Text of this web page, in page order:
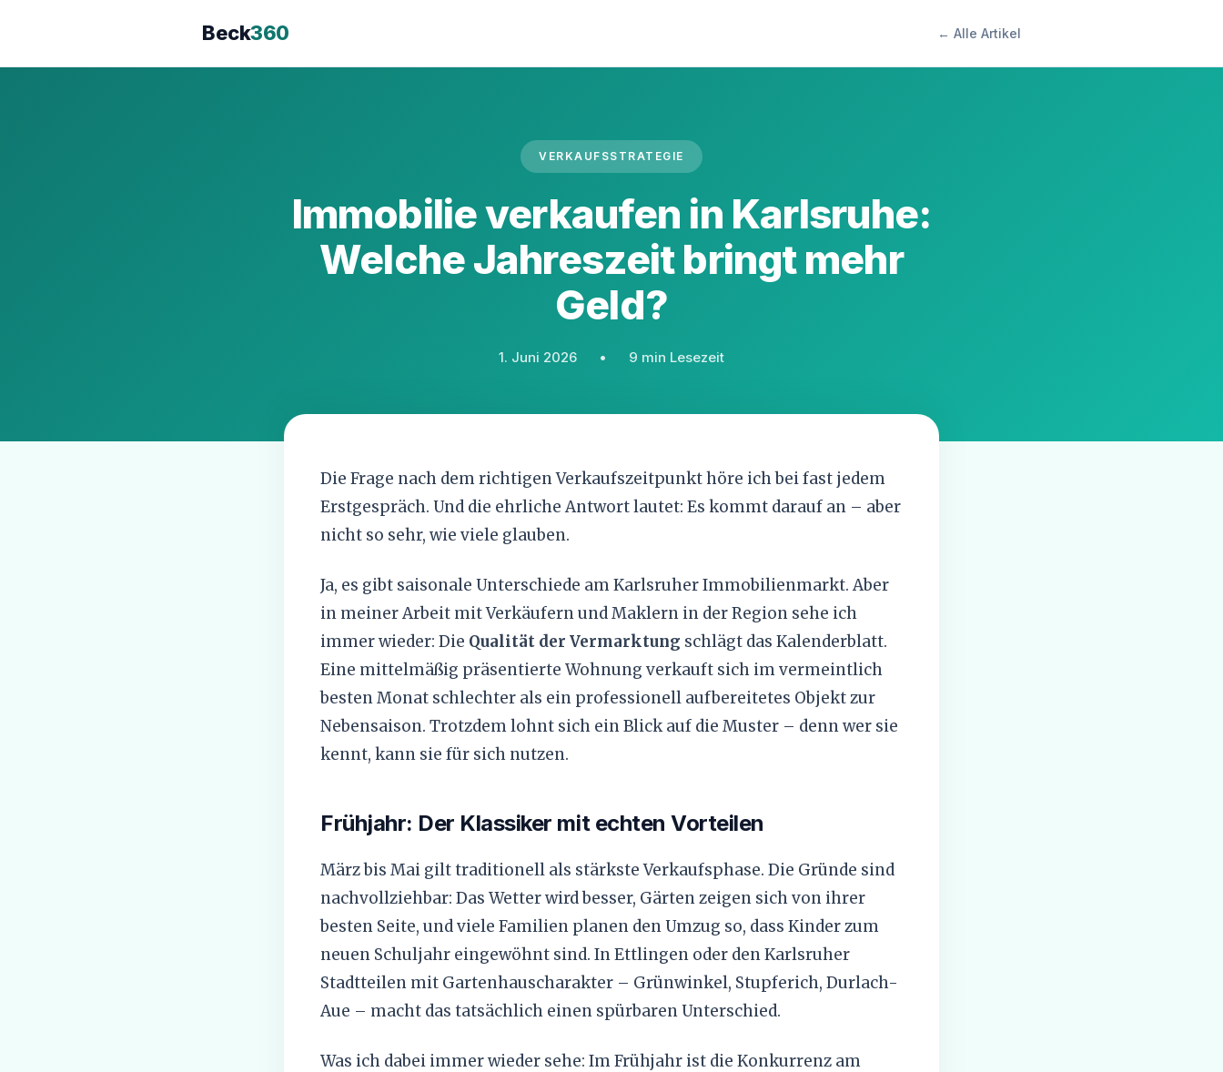
Beck360 ← Alle Artikel
VERKAUFSSTRATEGIE
Immobilie verkaufen in Karlsruhe:
Welche Jahreszeit bringt mehr
Geld?
1. Juni 2026 • 9 min Lesezeit
Die Frage nach dem richtigen Verkaufszeitpunkt höre ich bei fast jedem
Erstgespräch. Und die ehrliche Antwort lautet: Es kommt darauf an – aber
nicht so sehr, wie viele glauben.
Ja, es gibt saisonale Unterschiede am Karlsruher Immobilienmarkt. Aber
in meiner Arbeit mit Verkäufern und Maklern in der Region sehe ich
immer wieder: Die Qualität der Vermarktung schlägt das Kalenderblatt.
Eine mittelmäßig präsentierte Wohnung verkauft sich im vermeintlich
besten Monat schlechter als ein professionell aufbereitetes Objekt zur
Nebensaison. Trotzdem lohnt sich ein Blick auf die Muster – denn wer sie
kennt, kann sie für sich nutzen.
Frühjahr: Der Klassiker mit echten Vorteilen
März bis Mai gilt traditionell als stärkste Verkaufsphase. Die Gründe sind
nachvollziehbar: Das Wetter wird besser, Gärten zeigen sich von ihrer
besten Seite, und viele Familien planen den Umzug so, dass Kinder zum
neuen Schuljahr eingewöhnt sind. In Ettlingen oder den Karlsruher
Stadtteilen mit Gartenhauscharakter – Grünwinkel, Stupferich, Durlach-
Aue – macht das tatsächlich einen spürbaren Unterschied.
Was ich dabei immer wieder sehe: Im Frühjahr ist die Konkurrenz am